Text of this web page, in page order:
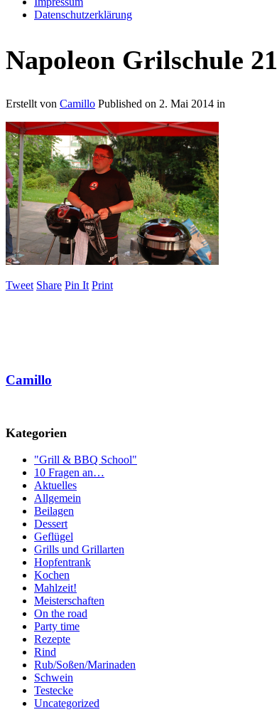
Datenschutzerklärung
Napoleon Grilschule 21
Erstellt von Camillo Published on 2. Mai 2014 in
Tweet Share Pin It Print
Camillo
Kategorien
"Grill & BBQ School"
10 Fragen an…
Aktuelles
Allgemein
Beilagen
Dessert
Geflügel
Grills und Grillarten
Hopfentrank
Kochen
Mahlzeit!
Meisterschaften
On the road
Party time
Rezepte
Rind
Rub/Soßen/Marinaden
Schwein
Testecke
Uncategorized